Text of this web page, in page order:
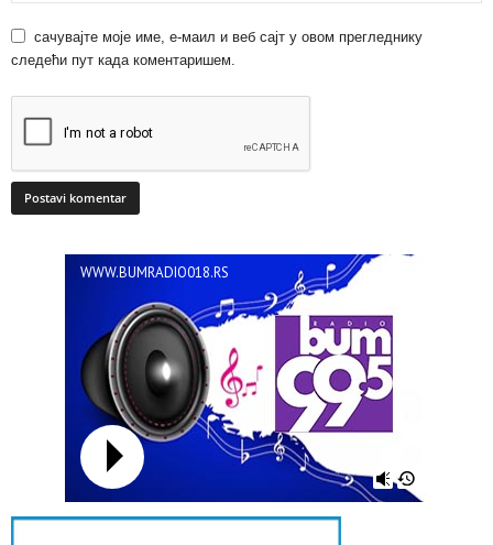
сачувајте моје име, е-маил и веб сајт у овом прегледнику
следећи пут када коментаришем.
WWW.BUMRADIO018.RS